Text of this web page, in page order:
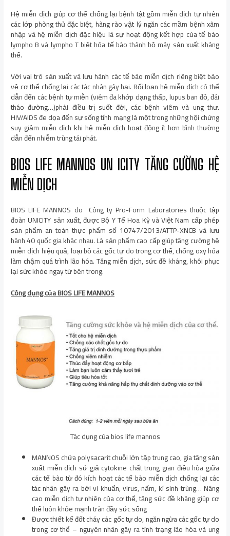
Hệ miễn dịch giúp cơ thể chống lại bệnh tật gồm miễn dịch tự nhiên
các lớp phòng thủ đặc biệt, hàng rào vật lý ngăn các mầm bệnh xâm
nhập và hệ miễn dịch đặc hiệu là sự hoạt động kết hợp của tế bào
lympho B và lympho T biệt hóa tế bào thành bộ máy sản xuất kháng
thể.
Với vai trò sản xuất và lưu hành các tế bào miễn dịch riêng biệt bảo
vệ cơ thể chống lại các tác nhân gây hại. Rối loạn hệ miễn dịch có thể
dẫn đến các bệnh tự miễn (viêm đa khớp dạng thấp, lupus ban đỏ, đái
tháo đường…)phải điều trị suốt đời, các bệnh viêm và ung thư.
HIV/AIDS đe dọa đến sự sống tính mạng là một trong những hội chứng
suy giảm miễn dịch khi hệ miễn dịch hoạt động ít hơn bình thường
dẫn đến nhiễm trùng tái phát.
BIOS LIFE MANNOS UN ICITY TĂNG CƯỜNG HỆ
MIỄN DỊCH
BIOS LIFE MANNOS do Công ty Pro-Form Laboratories thuộc tập
đoàn UNICITY sản xuất, được Bộ Y Tế Hoa Kỳ và Việt Nam cấp phép
sản phẩm an toàn thực phẩm số 10747/2013/ATTP-XNCB và lưu
hành 40 quốc gia khác nhau. Là sản phẩm cao cấp giúp tăng cường hệ
miễn dịch hiệu quả, loại bỏ các gốc tự do trong cơ thể, chống oxy hóa
làm chậm quá trình lão hóa. Tăng miễn dịch, sức đề kháng, khôi phục
lại sức khỏe ngay từ bên trong.
Công dụng của BIOS LIFE MANNOS
Tác dụng của bios life mannos
MANNOS chứa polysacarit chuỗi lớn tập trung cao, gia tăng sản
xuất miễn dịch sứ giả cytokine chất trung gian điều hòa giữa
các tế bào từ đó kích hoạt các tế bào miễn dịch chống lại các
tác nhân gây ra bởi vi khuẩn, virus, nấm, kí sinh trùng… Nâng
cao miễn dịch tự nhiên của cơ thể, tăng sức đề kháng giúp cơ
thể luôn khỏe mạnh tràn đầy sức sống
Được thiết kế đốt cháy các gốc tự do, ngăn ngừa các gốc tự do
trong cơ thể – nguyên nhân gây ra tình trạng lão hóa và ung